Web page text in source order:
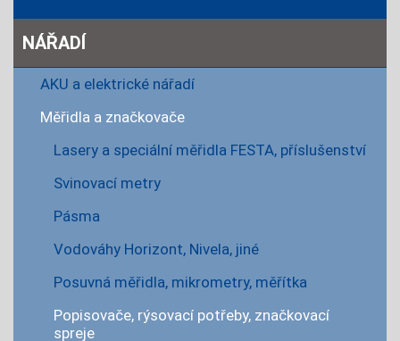
NÁŘADÍ
AKU a elektrické nářadí
Měřidla a značkovače
Lasery a speciální měřidla FESTA, příslušenství
Svinovací metry
Pásma
Vodováhy Horizont, Nivela, jiné
Posuvná měřidla, mikrometry, měřítka
Popisovače, rýsovací potřeby, značkovací
spreje